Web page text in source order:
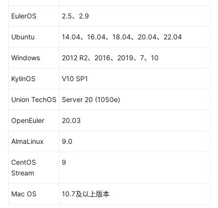
户
南
华
云
用
准
EulerOS 2.5、2.9
Ubuntu 14.04、16.04、18.04、20.04、22.04
Windows 2012 R2、2016、2019、7、10
KylinOS V10 SP1
Union TechOS Server 20 (1050e)
OpenEuler 20.03
AlmaLinux 9.0
CentOS
Stream
9
Mac OS 10.7及以上版本